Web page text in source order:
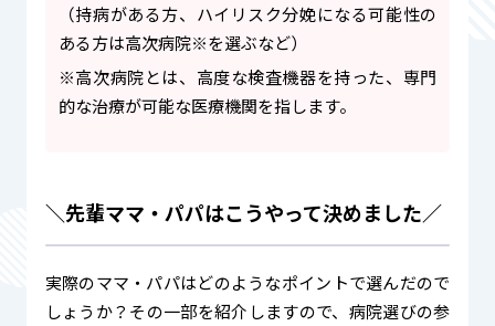
（持病がある方、ハイリスク分娩になる可能性の
ある方は高次病院※を選ぶなど）
※高次病院とは、高度な検査機器を持った、専門
的な治療が可能な医療機関を指します。
＼先輩ママ・パパはこうやって決めました／
実際のママ・パパはどのようなポイントで選んだので
しょうか？その一部を紹介しますので、病院選びの参